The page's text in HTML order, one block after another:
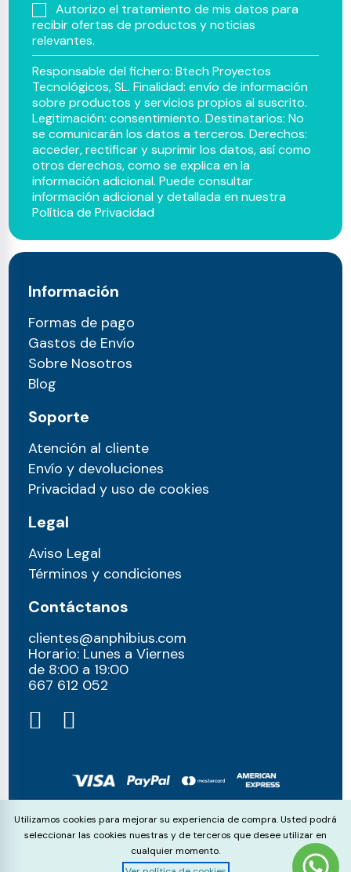
Autorizo el tratamiento de mis datos para
recibir ofertas de productos y noticias
relevantes.
Responsable del fichero: Btech Proyectos
Tecnológicos, SL. Finalidad: envío de información
sobre productos y servicios propios al suscrito.
Legitimación: consentimiento. Destinatarios: No
se comunicarán los datos a terceros. Derechos:
acceder, rectificar y suprimir los datos, así como
otros derechos, como se explica en la
información adicional. Puede consultar
información adicional y detallada en nuestra
Política de Privacidad
Información
Formas de pago
Gastos de Envío
Sobre Nosotros
Blog
Soporte
Atención al cliente
Envío y devoluciones
Privacidad y uso de cookies
Legal
Aviso Legal
Términos y condiciones
Contáctanos
clientes@anphibius.com
Horario: Lunes a Viernes
de 8:00 a 19:00
667 612 052​
© anphibius, 2026
Pago 100% seguros con:
Cookie Consent
Utilizamos cookies para mejorar su experiencia de compra. Usted podrá
seleccionar las cookies nuestras y de terceros que desee utilizar en
cualquier momento.